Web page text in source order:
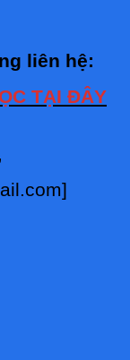
liên hệ:
TẠI ĐÂY